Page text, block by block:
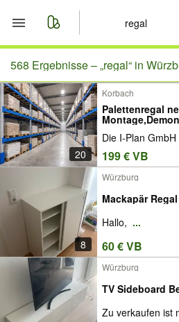
Start
Merkliste
Nachrichten
Anzeige aufgeben
568 Ergebnisse –„regal“ in
20
Korbach
Palettenregal
Die I-Plan
199 € VB
8
Würzburg
Mackapär
Hallo, ...
60 € VB
Würzburg
TV Sideboard
Zu verkaufen ist